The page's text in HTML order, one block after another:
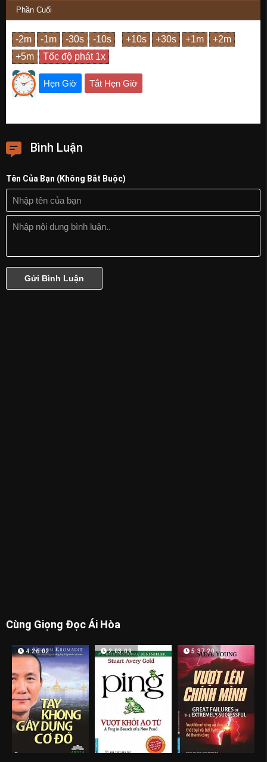
Phần Cuối
Hẹn Giờ Tắt Hẹn Giờ
Bình Luận
Tên Của Bạn (Không Bắt Buộc)
Cùng Giọng Đọc Ái Hòa
4:26:02 2:03:09 5:37:20